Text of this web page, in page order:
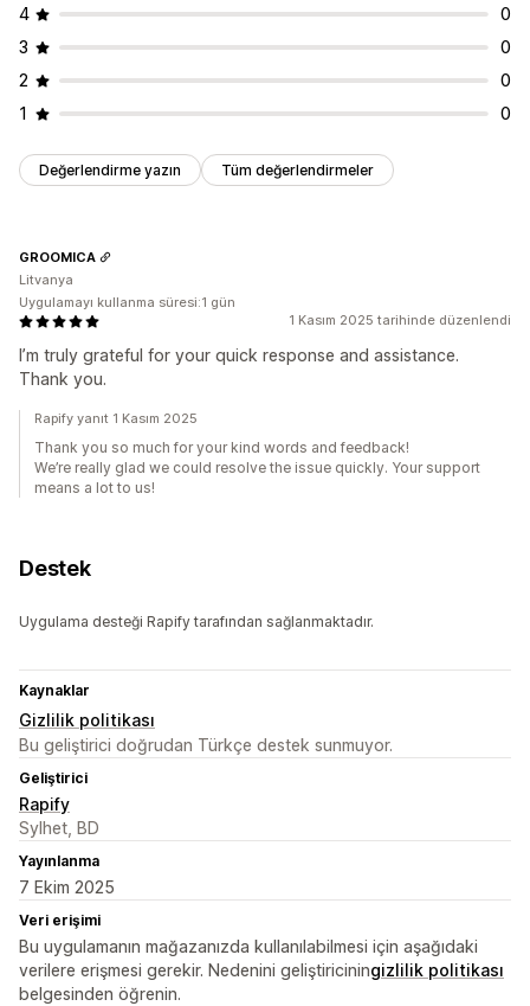
4
0
3
0
2
0
1
0
Değerlendirme yazın Tüm değerlendirmeler
1 Kasım 2025 tarihinde düzenlendi
I’m truly grateful for your quick response and assistance.
Thank you.
GROOMICA
Litvanya
Uygulamayı kullanma süresi:1 gün
Rapify yanıt 1 Kasım 2025
Thank you so much for your kind words and feedback!
We’re really glad we could resolve the issue quickly. Your support
means a lot to us!
Destek
Uygulama desteği Rapify tarafından sağlanmaktadır.
Kaynaklar
Gizlilik politikası
Bu geliştirici doğrudan Türkçe destek sunmuyor.
Geliştirici
Rapify
Sylhet, BD
Yayınlanma
7 Ekim 2025
Veri erişimi
Bu uygulamanın mağazanızda kullanılabilmesi için aşağıdaki
verilere erişmesi gerekir. Nedenini geliştiriciningizlilik politikası
belgesinden öğrenin.